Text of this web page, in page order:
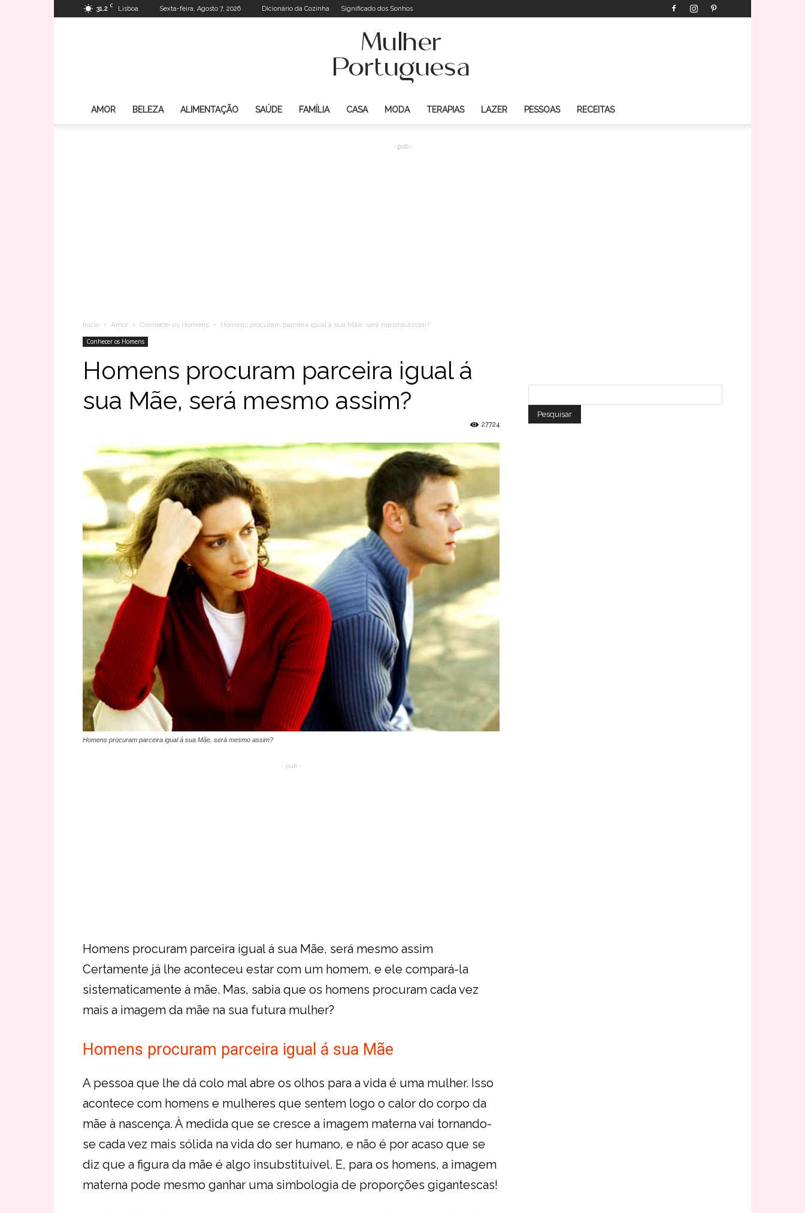
31.2 C Lisboa Sexta-feira, Agosto 7, 2026 Dicionário da Cozinha Significado dos Sonhos
AMOR BELEZA ALIMENTAÇÃO SAÚDE FAMÍLIA CASA MODA TERAPIAS LAZER PESSOAS RECEITAS
- pub -
Inicio Amor Conhecer os Homens
Homens procuram parceira igual á sua Mãe, será mesmo assim?
Conhecer os Homens
Homens procuram parceira igual á
sua Mãe, será mesmo assim?
27724
Homens procuram parceira igual á sua Mãe, será mesmo assim?
- pub -
Homens procuram parceira igual á sua Mãe, será mesmo assim
Certamente já lhe aconteceu estar com um homem, e ele compará-la
sistematicamente à mãe. Mas, sabia que os homens procuram cada vez
mais a imagem da mãe na sua futura mulher?
Homens procuram parceira igual á sua Mãe
A pessoa que lhe dá colo mal abre os olhos para a vida é uma mulher. Isso
acontece com homens e mulheres que sentem logo o calor do corpo da
mãe à nascença. À medida que se cresce a imagem materna vai tornando-
se cada vez mais sólida na vida do ser humano, e não é por acaso que se
diz que a figura da mãe é algo insubstituível. E, para os homens, a imagem
materna pode mesmo ganhar uma simbologia de proporções gigantescas!